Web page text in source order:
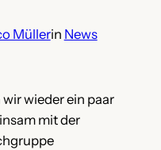
Müllerin News
wieder ein paar
mit der